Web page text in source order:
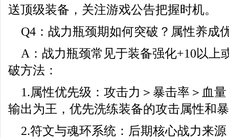
送顶级装备，关注游戏公告把握时机。
Q4：战力瓶颈期如何突破？属性养成
A：战力瓶颈常见于装备强化+10以上
破方法：
1.属性优先级：攻击力＞暴击率＞血
输出为王，优先洗练装备的攻击属性和
2.符文与魂环系统：后期核心战力来